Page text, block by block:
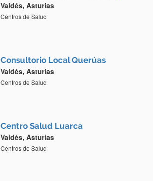
Valdés, Asturias
Centros de Salud
Consultorio Local Querúas
Valdés, Asturias
Centros de Salud
Centro Salud Luarca
Valdés, Asturias
Centros de Salud